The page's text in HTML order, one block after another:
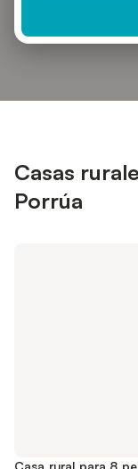
Casas
Porrúa
Casa rural para 8